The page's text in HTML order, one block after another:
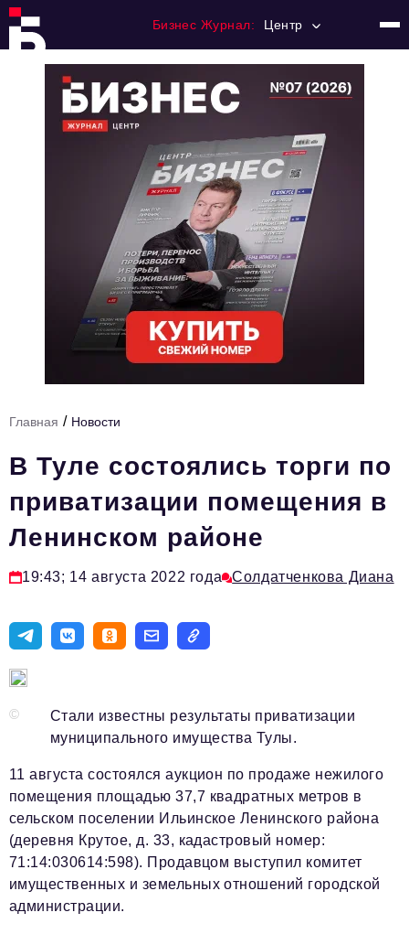
Бизнес Журнал: Центр
Регулирование
Премия "Тульский Бизнес"
История тульского предпринимательства
Тема номера
HR
Персона номера
Инфраструктура развития
Туризм
Импортозамещение
Мероприятия
Авторские материалы
Видео
Телефон редакции:+7 495 727-01-67
Электронные почты редакции:
Информационный отдел
info@business-magazine.online
Главная / Новости
В Туле состоялись торги по
приватизации помещения в
Ленинском районе
19:43; 14 августа 2022 года Солдатченкова Диана
©
Стали известны результаты приватизации
муниципального имущества Тулы.
11 августа состоялся аукцион по продаже нежилого
помещения площадью 37,7 квадратных метров в
сельском поселении Ильинское Ленинского района
(деревня Крутое, д. 33, кадастровый номер:
71:14:030614:598). Продавцом выступил комитет
имущественных и земельных отношений городской
администрации.